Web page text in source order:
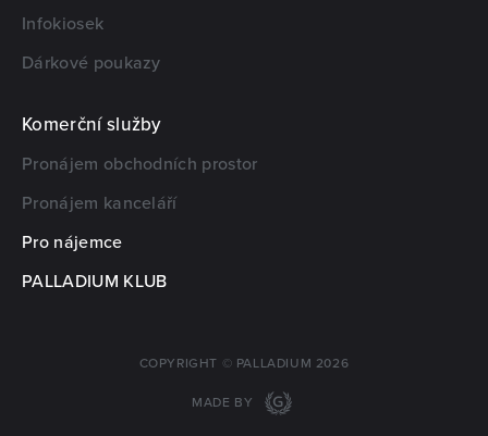
Infokiosek
Dárkové poukazy
Komerční služby
Pronájem obchodních prostor
Pronájem kanceláří
Pro nájemce
PALLADIUM KLUB
COPYRIGHT © PALLADIUM 2026
MADE BY